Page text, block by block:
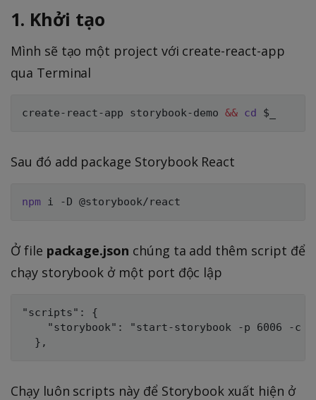
1. Khởi tạo
Mình sẽ tạo một project với create-react-app
qua Terminal
create-react-app storybook-demo && cd $_
Sau đó add package Storybook React
npm
Ở file package.json chúng ta add thêm script để
chạy storybook ở một port độc lập
"scripts": {
"storybook": "start-storybook -p 6006 -c
Chạy luôn scripts này để Storybook xuất hiện ở